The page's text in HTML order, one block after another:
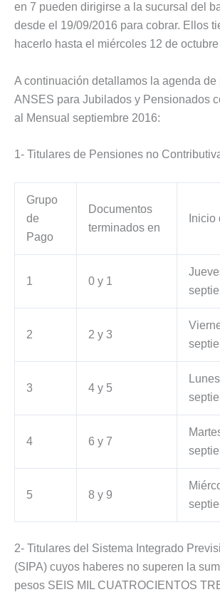
en 7 pueden dirigirse a la sucursal del
desde el 19/09/2016 para cobrar. Ellos
hacerlo hasta el miércoles 12 de
A continuación detallamos la agenda de
ANSES para Jubilados y Pensionados
al Mensual septiembre 2016:
1- Titulares de Pensiones no
Grupo
de
Pago
Documentos
terminados en
Inicio
1 0 y 1
2 2 y 3
3 4 y 5
4 6 y 7
5 8 y 9
2- Titulares del Sistema Integrado
(SIPA) cuyos haberes no superen la
pesos SEIS MIL CUATROCIENTOS